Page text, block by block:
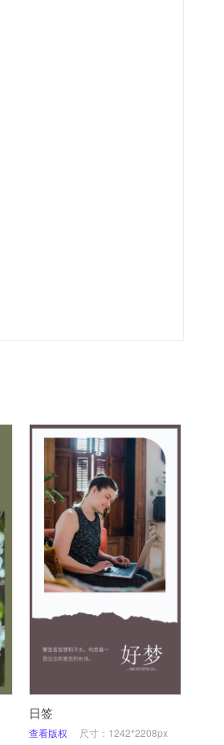
日签
查看版权 尺寸：1242*2208px